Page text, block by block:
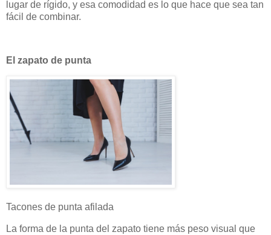
lugar de rígido, y esa comodidad es lo que hace que sea tan
fácil de combinar.
El zapato de punta
Tacones de punta afilada
La forma de la punta del zapato tiene más peso visual que